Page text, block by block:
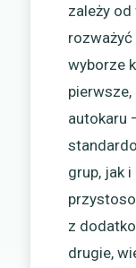
zależy
wyborze
autokaru
grup, jak
z
drugie,